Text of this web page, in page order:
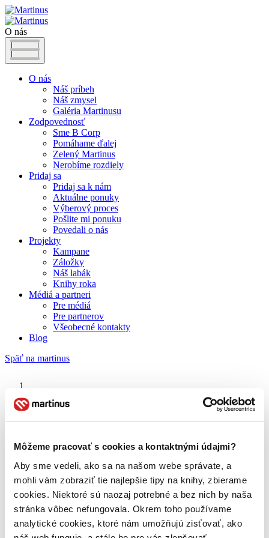
Môžeme pracovať s cookies a kontaktnými údajmi?
Aby sme vedeli, ako sa na našom webe správate, a
mohli vám zobraziť tie najlepšie tipy na knihy, zbierame
cookies. Niektoré sú naozaj potrebné a bez nich by naša
stránka vôbec nefungovala. Okrem toho používame
analytické cookies, ktoré nám umožňujú zisťovať, ako
O nás
O nás
Náš príbeh
Náš zmysel
Galéria Martinusu
Zodpovednosť
Sme B Corp
Pomáhame ďalej
Zelený Martinus
Nerobíme rozdiely
Pridaj sa
Pridaj sa k nám
Aktuálne ponuky
Výberový proces
Pošlite mi ponuku
Povedali o nás
Projekty
Kampane
Záložky
Náš labák
Knihy roka
Médiá a partneri
Pre médiá
Pre partnerov
Všeobecné kontakty
Blog
Späť na martinus
Michal Ajvaz
O nás
Náš príbeh
Galéria Martinusu
Zodpovednosť
Sme B Corp